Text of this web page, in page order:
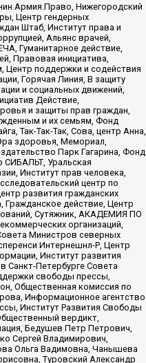
Нижегородский
Центр гендерных
Штаб, Институт права и
Альянс врачей,
Гуманитарное действие,
Правовая инициатива,
Центр поддержки и содействия
Горячая Линия, В защиту
и социальных движений,
Действие,
и защиты прав граждан,
и их семьям, Фонд
Так-Так-Так, Сова, центр Анна,
здоровья, Мемориал,
Парк Гагарина, Фонд
СИБАЛЬТ, Уральская
Институт прав человека,
центр по
развития гражданских
Гражданское действие, Центр
Сутяжник, АКАДЕМИЯ ПО
организаций,
Министров северных
Интернешнл-Р, Центр
Институт развития
Санкт-Петербурге Совета
свободы прессы,
Общественная комиссия по
Информационное агентство
Институт Развития Свободы
вердикт,
Бедушев Петр Петрович,
Сергей Владимирович,
Ольга Вадимовна, Чанышева
Туровский Александр